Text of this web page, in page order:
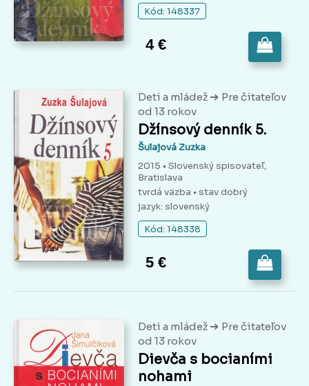
Kód: 148337
4 €
Deti a mládež ➔ Pre čitateľov
od 13 rokov
Džínsový denník 5.
Šulajová Zuzka
2015 • Slovenský spisovateľ,
Bratislava
tvrdá väzba • stav dobrý
jazyk: slovenský
Kód: 148338
5 €
Deti a mládež ➔ Pre čitateľov
od 13 rokov
Dievča s bocianími
nohami